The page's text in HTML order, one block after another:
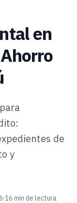
en
de
y
16 min de lectura